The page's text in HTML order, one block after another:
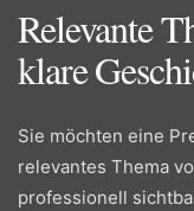
Relevante
klare
Sie möchten eine
relevantes Thema
professionell